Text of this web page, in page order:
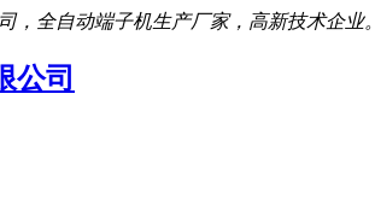
，全自动端子机生产厂家，高新技术企业。